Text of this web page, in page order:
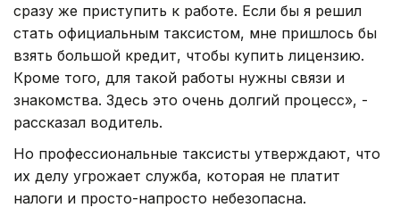
сразу же приступить к работе. Если бы я решил
стать официальным таксистом, мне пришлось бы
взять большой кредит, чтобы купить лицензию.
Кроме того, для такой работы нужны связи и
знакомства. Здесь это очень долгий процесс», -
рассказал водитель.
Но профессиональные таксисты утверждают, что
их делу угрожает служба, которая не платит
налоги и просто-напросто небезопасна.